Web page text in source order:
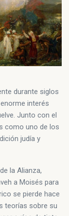
durante siglos
interés
Junto con el
como uno de los
judía y
la Alianza,
a Moisés para
se pierde hace
teorías sobre su